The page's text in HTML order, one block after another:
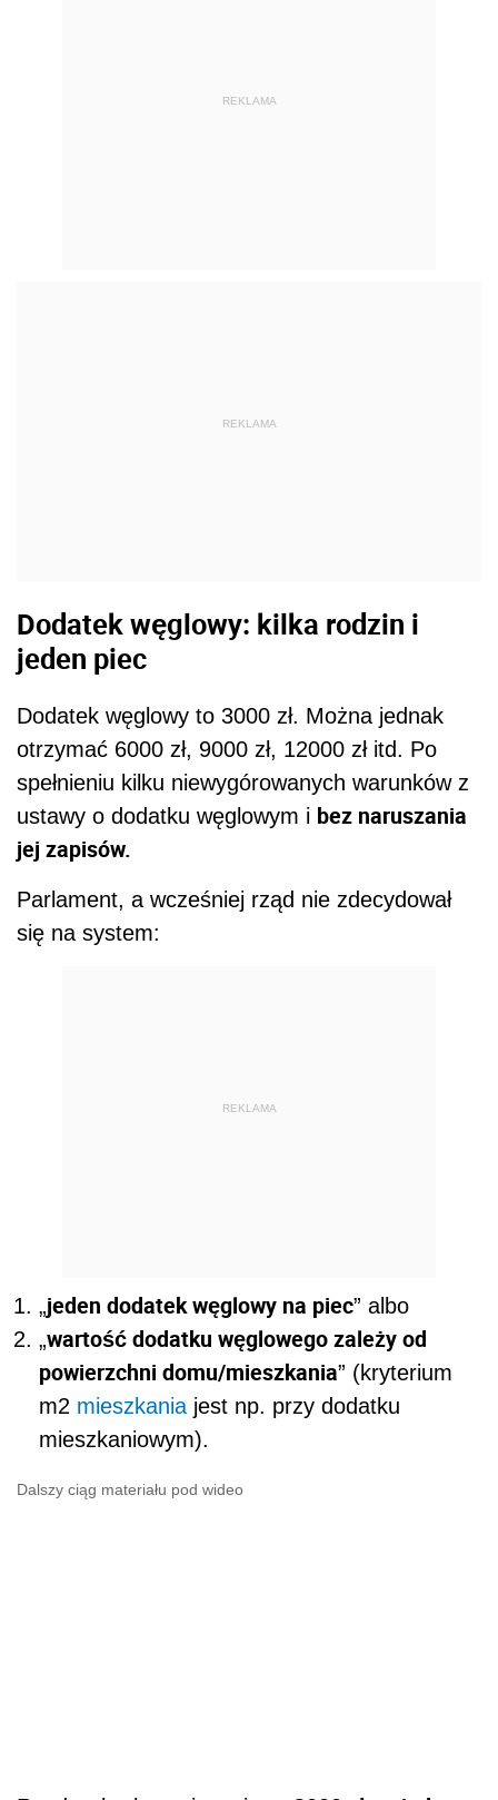
REKLAMA
REKLAMA
Dodatek węglowy: kilka rodzin i
jeden piec
Dodatek węglowy to 3000 zł. Można jednak
otrzymać 6000 zł, 9000 zł, 12000 zł itd. Po
spełnieniu kilku niewygórowanych warunków z
ustawy o dodatku węglowym i bez naruszania
jej zapisów.
Parlament, a wcześniej rząd nie zdecydował
się na system:
REKLAMA
„jeden dodatek węglowy na piec” albo
„wartość dodatku węglowego zależy od
powierzchni domu/mieszkania” (kryterium
m2 mieszkania jest np. przy dodatku
mieszkaniowym).
Dalszy ciąg materiału pod wideo